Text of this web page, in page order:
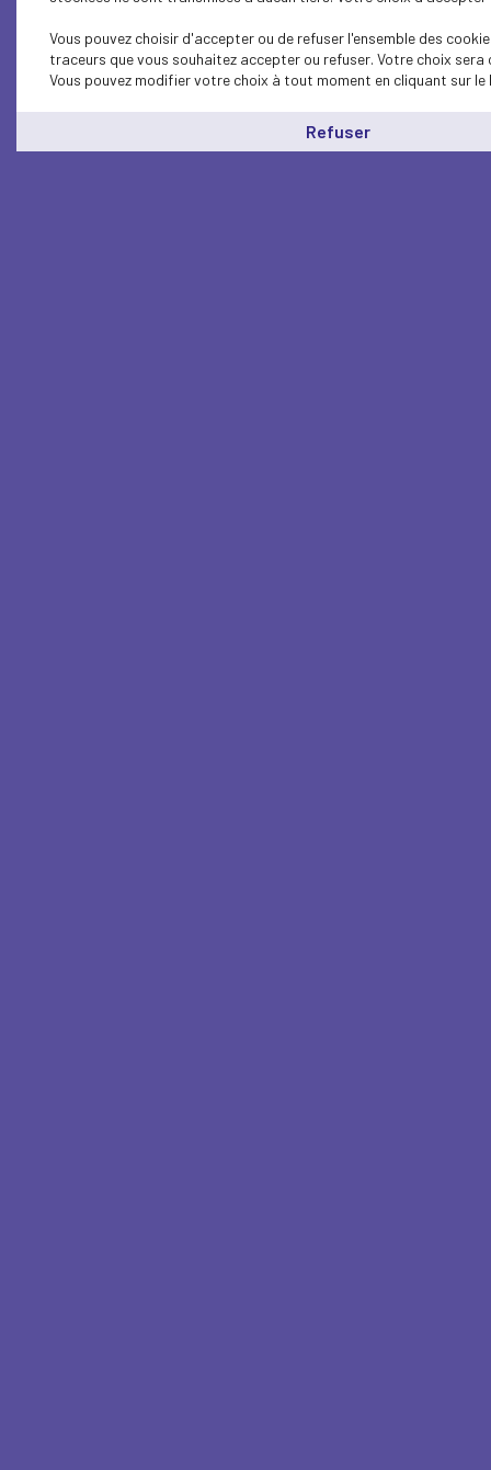
Vous pouvez choisir d'accepter ou de refuser l'ensemble des
traceurs que vous souhaitez accepter ou refuser. Votre choix
Vous pouvez modifier votre choix à tout moment en cliquant sur le
Refuser